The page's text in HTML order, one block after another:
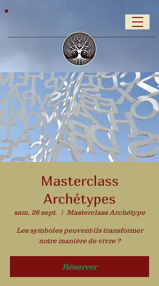
Masterclass
Archétypes
sam. 26 sept.
  |
Masterclass Archétype
Les symboles peuvent-ils transformer
notre manière de vivre ?
Réserver